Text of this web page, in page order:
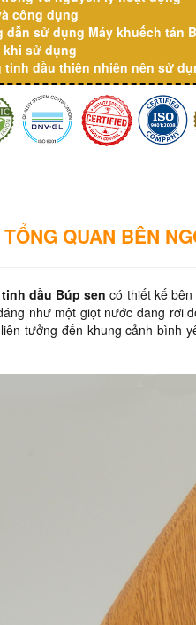
công dụng
dẫn sử dụng Máy khuếch tán
sử dụng
dầu thiên nhiên nên sử
QUAN BÊN
dầu Búp sen có thiết kế
như một giọt nước đang rơi
tưởng đến khung cảnh bình